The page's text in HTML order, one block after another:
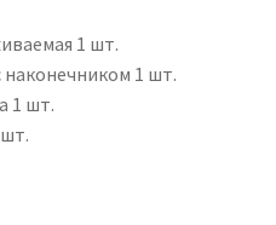
1 шт.
наконечником 1 шт.
1 шт.